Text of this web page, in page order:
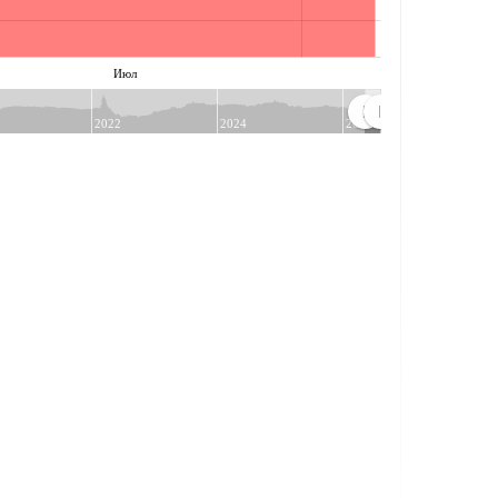
Июл
2022 2024 2026